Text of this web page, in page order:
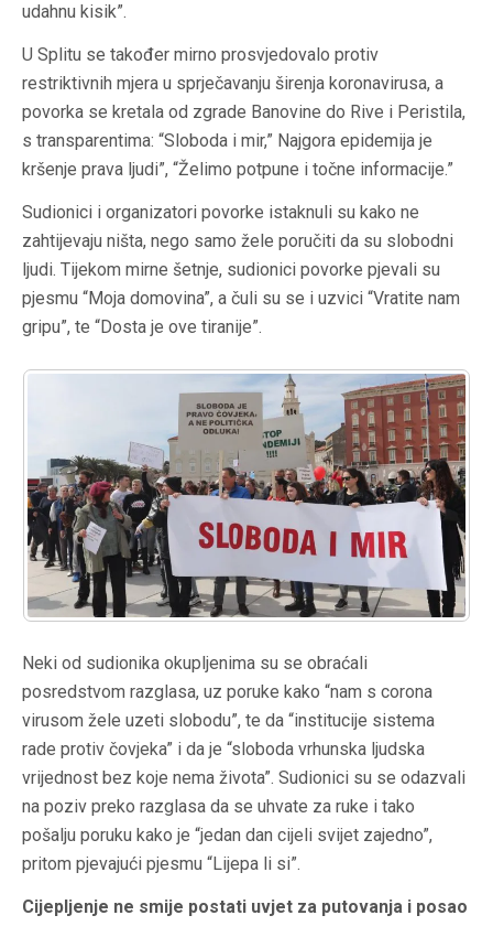
udahnu kisik”.
U Splitu se također mirno prosvjedovalo protiv
restriktivnih mjera u sprječavanju širenja koronavirusa, a
povorka se kretala od zgrade Banovine do Rive i Peristila,
s transparentima: “Sloboda i mir,” Najgora epidemija je
kršenje prava ljudi”, “Želimo potpune i točne informacije.”
Sudionici i organizatori povorke istaknuli su kako ne
zahtijevaju ništa, nego samo žele poručiti da su slobodni
ljudi. Tijekom mirne šetnje, sudionici povorke pjevali su
pjesmu “Moja domovina”, a čuli su se i uzvici “Vratite nam
gripu”, te “Dosta je ove tiranije”.
Neki od sudionika okupljenima su se obraćali
posredstvom razglasa, uz poruke kako “nam s corona
virusom žele uzeti slobodu”, te da “institucije sistema
rade protiv čovjeka” i da je “sloboda vrhunska ljudska
vrijednost bez koje nema života”. Sudionici su se odazvali
na poziv preko razglasa da se uhvate za ruke i tako
pošalju poruku kako je “jedan dan cijeli svijet zajedno”,
pritom pjevajući pjesmu “Lijepa li si”.
Cijepljenje ne smije postati uvjet za putovanja i posao